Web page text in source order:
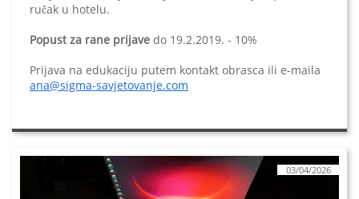
ručak u hotelu.
Popust za rane prijave do 19.2.2019. - 10%
Prijava na edukaciju putem kontakt obrasca ili e-maila
ana@sigma-savjetovanje.com
03/04/2026